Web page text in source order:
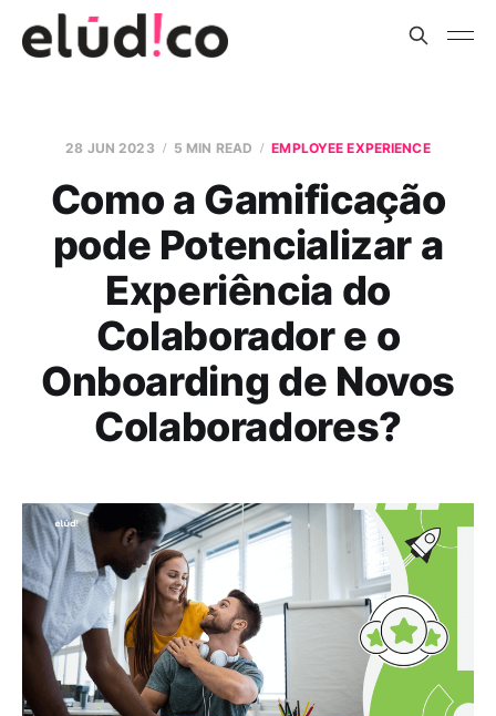
28 JUN 2023 5 MIN READ EMPLOYEE EXPERIENCE
Como a Gamificação
pode Potencializar a
Experiência do
Colaborador e o
Onboarding de Novos
Colaboradores?